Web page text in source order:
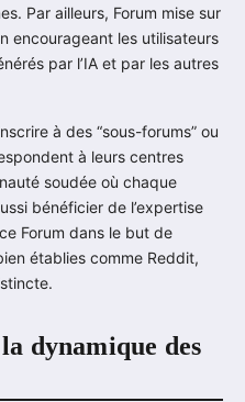
Par ailleurs, Forum mise sur
encourageant les utilisateurs
par l’IA et par les autres
à des “sous-forums” ou
à leurs centres
soudée où chaque
bénéficier de l’expertise
Forum dans le but de
établies comme Reddit,
dynamique des